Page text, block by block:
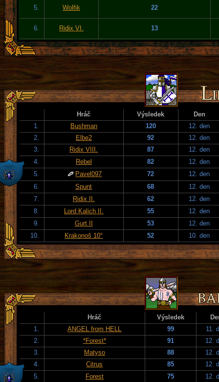
5. Wolfik 22
6. Ridix VI. 13
Hráč Výsledek
Den
1.
Bushman 120
12. den
2.
Elbe2 92
12. den
3.
Ridix VIII. 87
12. den
4.
Rebel 82
12. den
5.
Pavel097 72
12. den
6.
Spunt 68
12. den
7.
Ridix II. 62
12. den
8.
Lord Kalich II. 55
12. den
9.
Gurt II 53
12. den
10.
Krakonoš 10° 52 10. den
Hráč Výsledek
1.
ANGEL from HELL 99
11.
2.
*Forest* 91
12.
3.
Matyso 88
12.
4.
Citrus 85
12.
5.
Forest 75
12.